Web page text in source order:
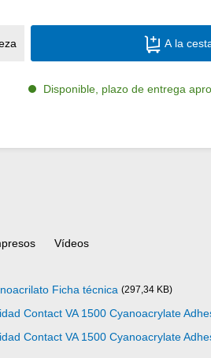
Cantidad del A la
Disponible, plazo de entrega
Vídeos
Ficha técnica (297,34 KB)
Contact VA 1500 Cyanoacrylate
Contact VA 1500 Cyanoacrylate